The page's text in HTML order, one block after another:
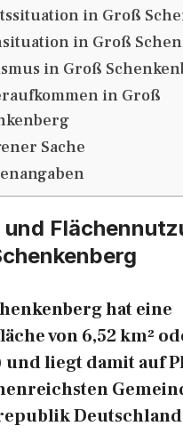
in Groß
in Groß
in Groß
in Groß
Sache
und
hat eine
von 6,52 km²
und liegt damit auf